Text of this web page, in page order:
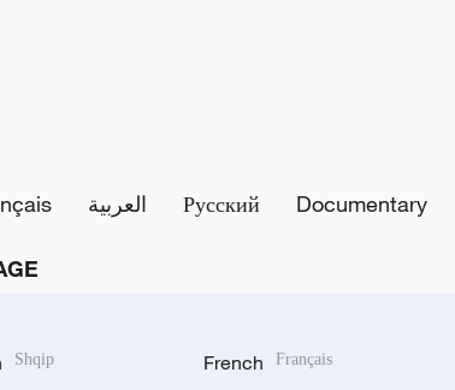
العربية Русский Documentary
Shqip French Français